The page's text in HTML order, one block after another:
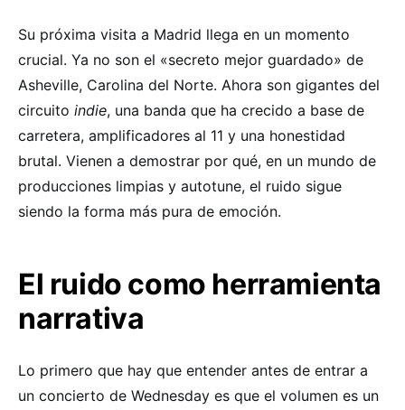
Su próxima visita a Madrid llega en un momento
crucial. Ya no son el «secreto mejor guardado» de
Asheville, Carolina del Norte. Ahora son gigantes del
circuito indie, una banda que ha crecido a base de
carretera, amplificadores al 11 y una honestidad
brutal. Vienen a demostrar por qué, en un mundo de
producciones limpias y autotune, el ruido sigue
siendo la forma más pura de emoción.
El ruido como herramienta
narrativa
Lo primero que hay que entender antes de entrar a
un concierto de Wednesday es que el volumen es un